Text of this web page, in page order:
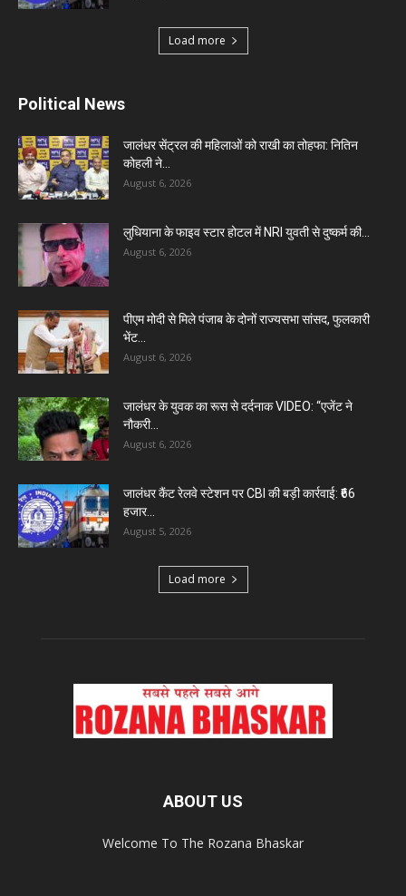
Load more
Political News
जालंधर सेंट्रल की महिलाओं को राखी का तोहफा: नितिन
कोहली ने...
August 6, 2026
लुधियाना के फाइव स्टार होटल में NRI युवती से दुष्कर्म की...
August 6, 2026
पीएम मोदी से मिले पंजाब के दोनों राज्यसभा सांसद, फुलकारी
भेंट...
August 6, 2026
जालंधर के युवक का रूस से दर्दनाक VIDEO: “एजेंट ने
नौकरी...
August 6, 2026
जालंधर कैंट रेलवे स्टेशन पर CBI की बड़ी कार्रवाई: ₹66
हजार...
August 5, 2026
Load more
ABOUT US
Welcome To The Rozana Bhaskar